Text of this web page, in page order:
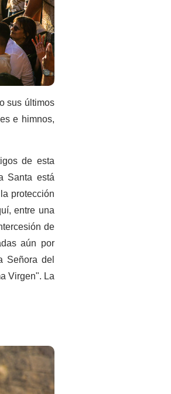
sus últimos
e himnos,
de esta
Santa está
protección
entre una
de
aún por
Señora del
Virgen". La